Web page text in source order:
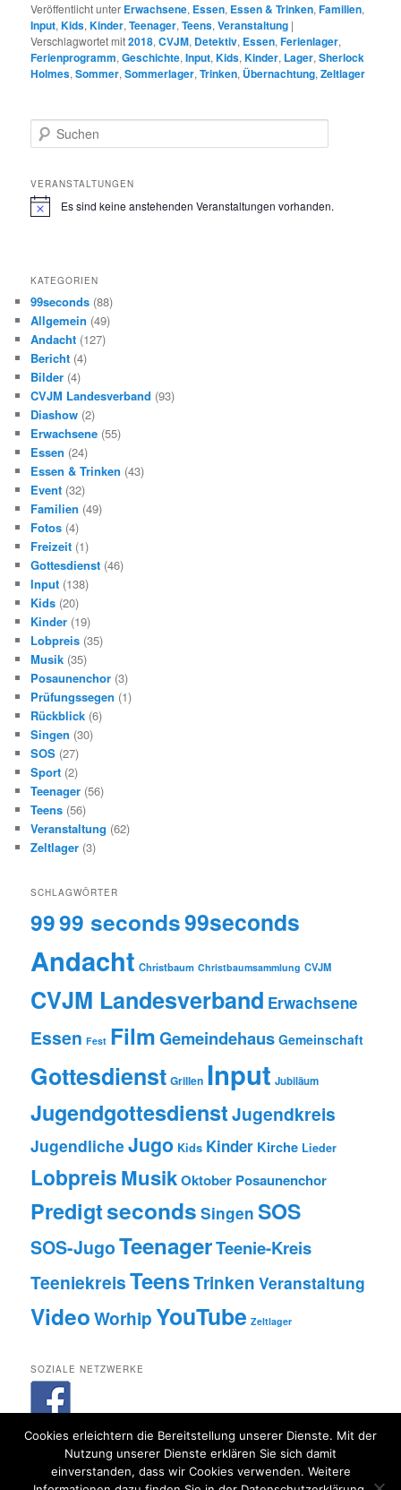
Veröffentlicht unter Erwachsene, Essen, Essen & Trinken,Familien,
Input,Kids,Kinder,Teenager,Teens,Veranstaltung |
Verschlagwortet mit2018,CVJM, Detektiv, Essen,Ferienlager,
Ferienprogramm,Geschichte,Input,Kids,Kinder, Lager,Sherlock
Holmes,Sommer,Sommerlager,Trinken, Übernachtung,Zeltlager
u
h
e
n
VERANSTALTUNGEN
H
i
s
Es sind keine anstehenden Veranstaltungen vorhanden.
KATEGORIEN
99seconds (88)
Allgemein (49)
Andacht (127)
Bericht (4)
Bilder (4)
CVJM Landesverband (93)
Diashow (2)
Erwachsene (55)
Essen (24)
Essen & Trinken (43)
Event (32)
Familien (49)
Fotos (4)
Freizeit (1)
Gottesdienst (46)
Input (138)
Kids (20)
Kinder (19)
Lobpreis (35)
Musik (35)
Posaunenchor (3)
Prüfungssegen (1)
Rückblick (6)
Singen (30)
SOS (27)
Sport (2)
Teenager (56)
Teens (56)
Veranstaltung (62)
Zeltlager (3)
SCHLAGWÖRTER
9999 seconds99seconds
Andacht Christbaum Christbaumsammlung CVJM
CVJM Landesverband Erwachsene
Essen Fest FilmGemeindehaus Gemeinschaft
Gottesdienst Grillen Input Jubiläum
JugendgottesdienstJugendkreis
JugendlicheJugo Kids Kinder Kirche Lieder
LobpreisMusikOktober Posaunenchor
Predigtseconds Singen SOS
SOS-JugoTeenagerTeenie-Kreis
TeeniekreisTeensTrinken Veranstaltung
VideoWorhipYouTube Zeltlager
SOZIALE NETZWERKE
Cookies erleichtern die Bereitstellung unserer Dienste. Mit der
Nutzung unserer Dienste erklären Sie sich damit
einverstanden, dass wir Cookies verwenden. Weitere